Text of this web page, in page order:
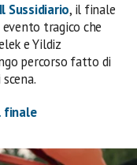
Il Sussidiario, il finale
tragico che
e Yildiz
percorso fatto di
finale